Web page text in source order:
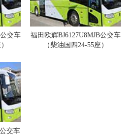
交车
福田欧辉BJ6127U8MJB公交车
（柴油国四24-55座）
交车